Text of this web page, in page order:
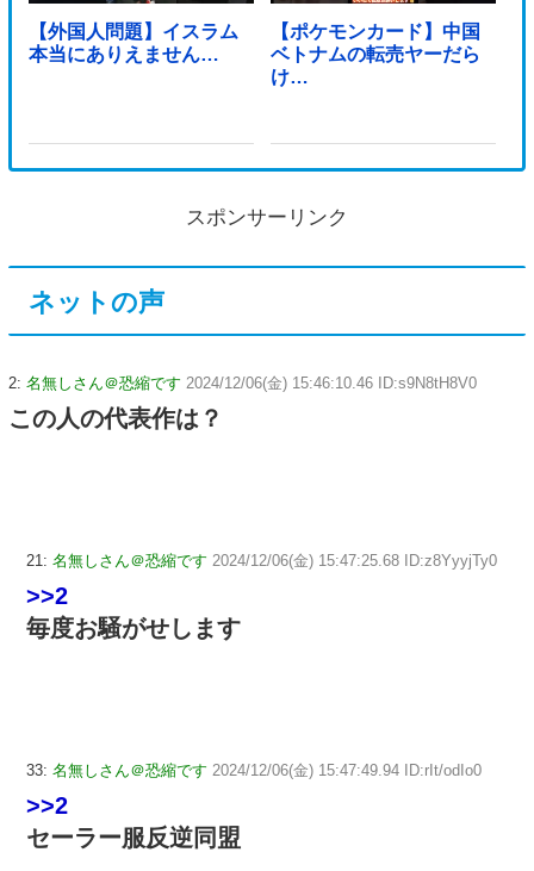
【外国人問題】イスラム
本当にありえません…
【ポケモンカード】中国
ベトナムの転売ヤーだら
け…
スポンサーリンク
ネットの声
2: 名無しさん＠恐縮です 2024/12/06(金) 15:46:10.46 ID:s9N8tH8V0
この人の代表作は？
21: 名無しさん＠恐縮です 2024/12/06(金) 15:47:25.68 ID:z8YyyjTy0
>>2
毎度お騒がせします
33: 名無しさん＠恐縮です 2024/12/06(金) 15:47:49.94 ID:rIt/odIo0
>>2
セーラー服反逆同盟